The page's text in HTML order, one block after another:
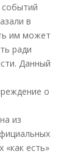
в
им может
ради
Данный
о
из
«как есть»